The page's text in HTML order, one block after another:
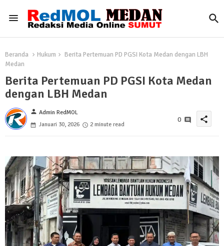
Beranda Hukum
Berita Pertemuan PD PGSI Kota Medan dengan LBH
Medan
Berita Pertemuan PD PGSI Kota Medan
dengan LBH Medan
person Admin RedMOL
Januari 30, 2026
2 minute read
0 share